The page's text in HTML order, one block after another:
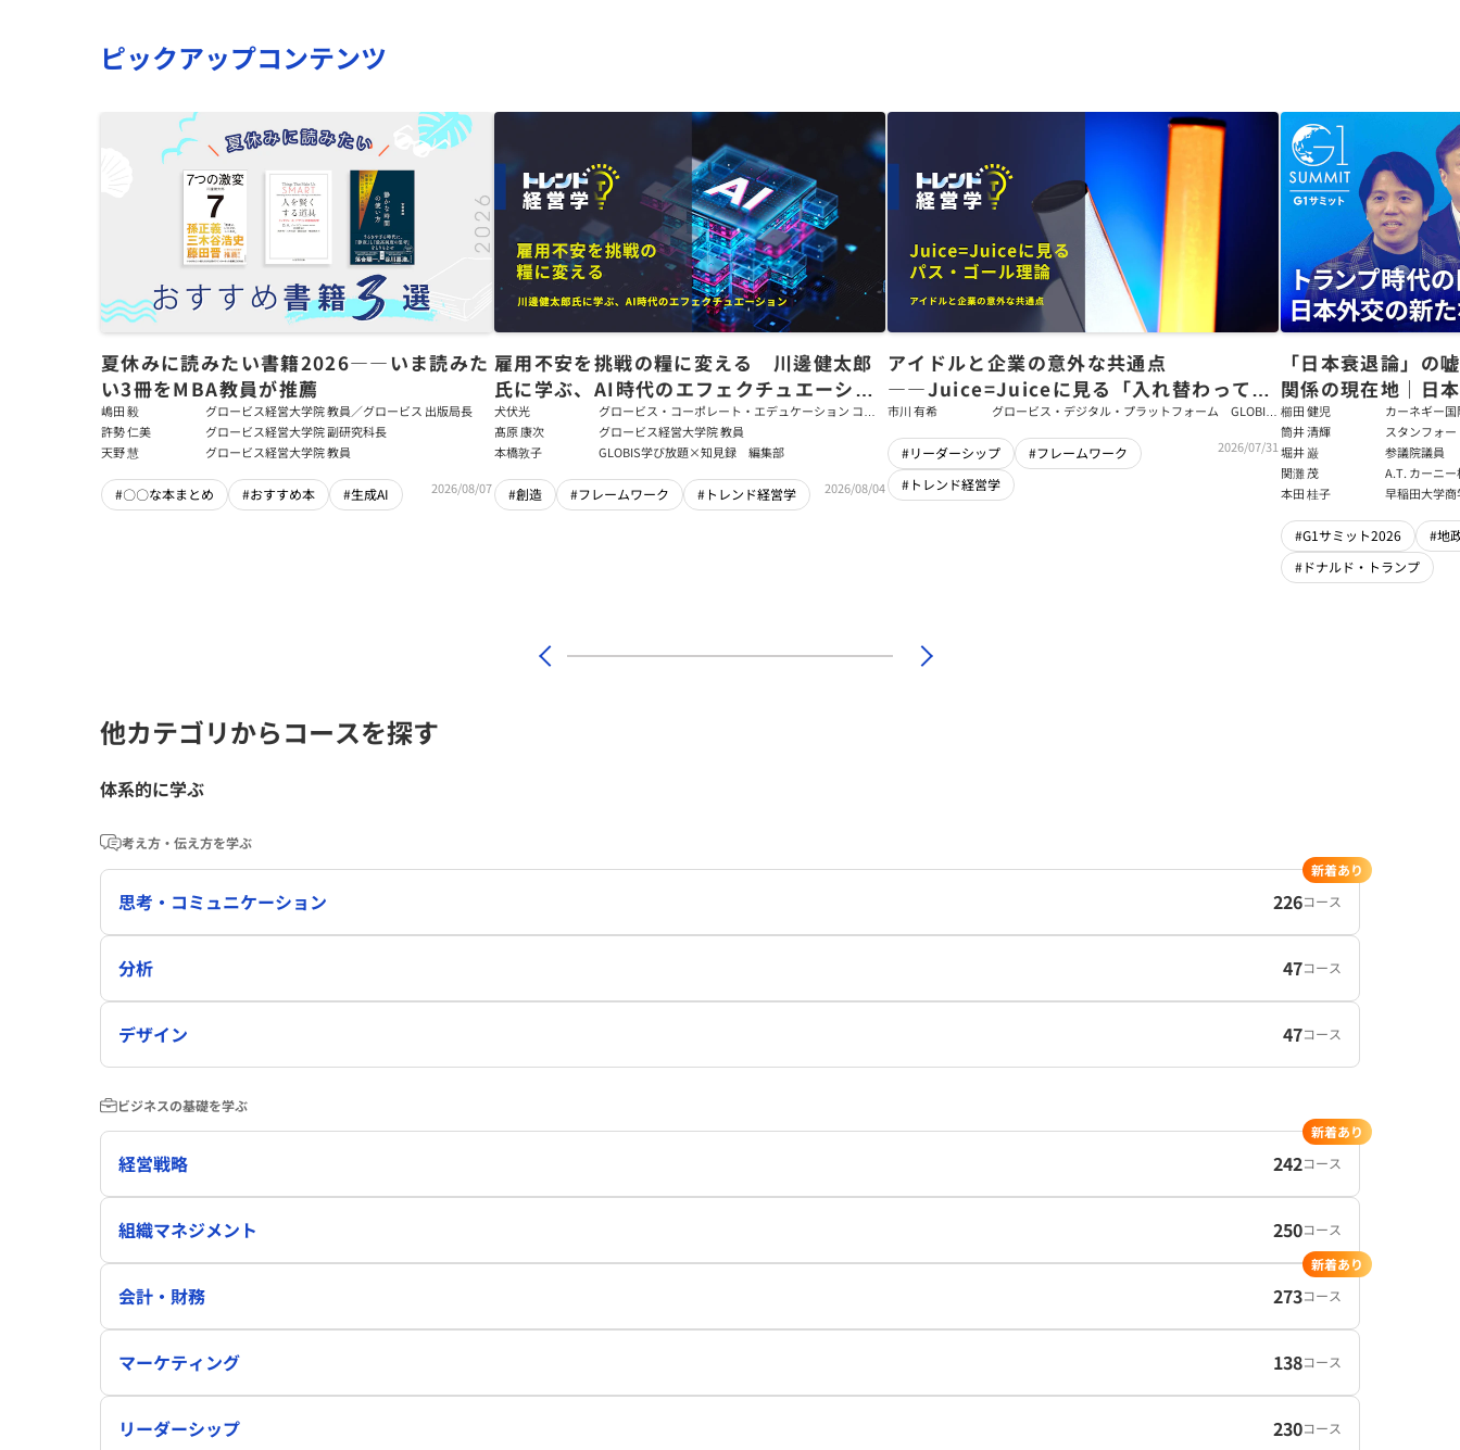
ピックアップコンテンツ
夏休みに読みたい書籍2026――いま読みた
い3冊をMBA教員が推薦
嶋田 毅
グロービス経営大学院 教員／グロービス 出版局長
許勢 仁美
グロービス経営大学院 副研究科長
天野 慧
グロービス経営大学院 教員
#〇〇な本まとめ #おすすめ本 #生成AI 2026/08/07
雇用不安を挑戦の糧に変える 川邊健太郎
氏に学ぶ、AI時代のエフェクチュエーショ
ン
犬伏光
グロービス・コーポレート・エデュケーション コー
ポレート・ソリューション・チーム コンサルタント
髙原 康次
グロービス経営大学院 教員
本橋敦子
GLOBIS学び放題×知見録 編集部
#創造 #フレームワーク #トレンド経営学 2026/08/04
アイドルと企業の意外な共通点
――Juice=Juiceに見る「入れ替わっても
強いチーム」をつくるパス・ゴール理論
市川 有希
グロービス・デジタル・プラットフォーム GLOBIS
#リーダーシップ
#フレームワーク
#トレンド経営学
2026/07/31
「日本衰退論」の
関係の現在地｜日
戦略【櫛田健児×
輝】
櫛田 健児
カーネギー
ラムディレ
筒井 清輝
スタンフォ
大学アジア
フェロー
堀井 巌
参議院議員
関灘 茂
A.T. カーニ
本法人会長
本田 桂子 早稲田大学
#G1サミット2026
#地
#ドナルド・トランプ
他カテゴリからコースを探す
体系的に学ぶ
考え方・伝え方を学ぶ
思考・コミュニケーション 226コース
新着あり
分析 47コース
デザイン 47コース
ビジネスの基礎を学ぶ
経営戦略 242コース
新着あり
組織マネジメント 250コース
会計・財務 273コース
新着あり
マーケティング 138コース
リーダーシップ 230コース